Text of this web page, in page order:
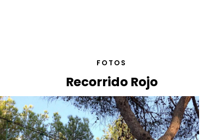
FOTOS
Recorrido Rojo